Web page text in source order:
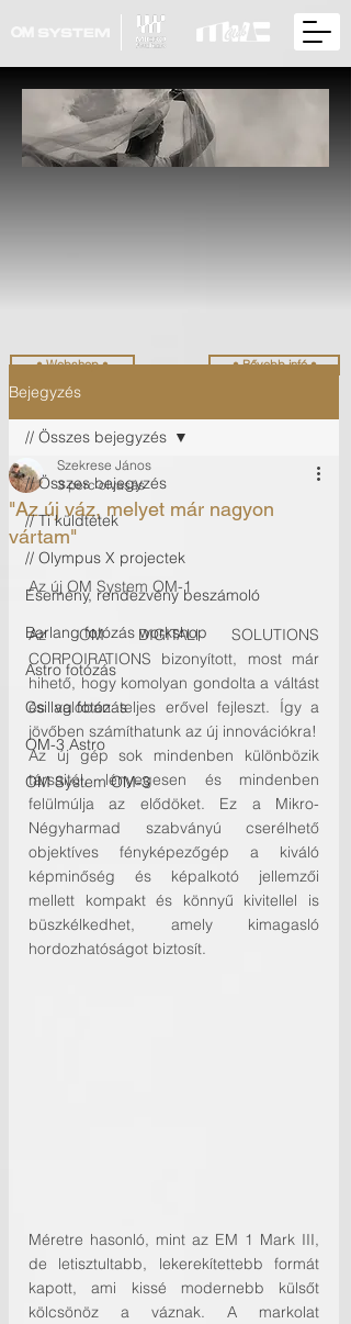
Bejegyzés
// Összes bejegyzés
// Ti küldtétek
// Olympus X projectek
Esemény, rendezvény beszámoló
Barlang fotózás workshop
Astro fotózás
Csillag fotózás
OM-3 Astro
OM System OM-3
// Összes bejegyzés
"Az új váz, melyet már nagyon
vártam"
Szekrese János
3 perc olvasás
Az új OM System OM-1
Az OM DIGITALl SOLUTIONS
CORPOIRATIONS bizonyított, most már
hihető, hogy komolyan gondolta a váltást
és valóban teljes erővel fejleszt. Így a
jövőben számíthatunk az új innovációkra!
Az új gép sok mindenben különbözik
társaitól, lényegesen és mindenben
felülmúlja az elődöket. Ez a Mikro-
Négyharmad szabványú cserélhető
objektíves fényképezőgép a kiváló
képminőség és képalkotó jellemzői
mellett kompakt és könnyű kivitellel is
büszkélkedhet, amely kimagasló
hordozhatóságot biztosít.
Méretre hasonló, mint az EM 1 Mark III,
de letisztultabb, lekerekítettebb formát
kapott, ami kissé modernebb külsőt
kölcsönöz a váznak. A markolat
• Webshop • • Bővebb infó •